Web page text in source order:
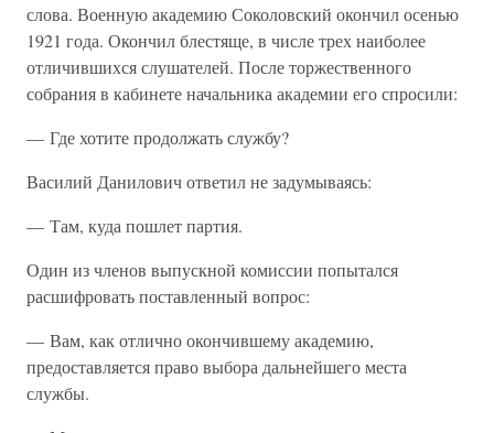
слова. Военную академию Соколовский окончил осенью
1921 года. Окончил блестяще, в числе трех наиболее
отличившихся слушателей. После торжественного
собрания в кабинете начальника академии его спросили:
— Где хотите продолжать службу?
Василий Данилович ответил не задумываясь:
— Там, куда пошлет партия.
Один из членов выпускной комиссии попытался
расшифровать поставленный вопрос:
— Вам, как отлично окончившему академию,
предоставляется право выбора дальнейшего места
службы.